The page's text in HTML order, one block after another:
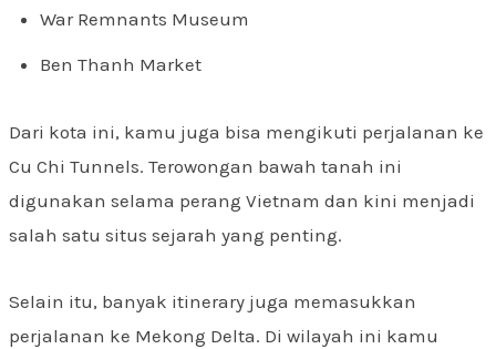
War Remnants Museum
Ben Thanh Market
Dari kota ini, kamu juga bisa mengikuti perjalanan ke
Cu Chi Tunnels. Terowongan bawah tanah ini
digunakan selama perang Vietnam dan kini menjadi
salah satu situs sejarah yang penting.
Selain itu, banyak itinerary juga memasukkan
perjalanan ke Mekong Delta. Di wilayah ini kamu